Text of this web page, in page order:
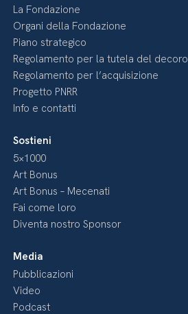
La Fondazione
Organi della Fondazione
Piano strategico
Regolamento per la tutela del decoro
Regolamento per l’acquisizione
Progetto PNRR
Info e contatti
Sostieni
5×1000
Art Bonus
Art Bonus – Mecenati
Fai come loro
Diventa nostro Sponsor
Media
Pubblicazioni
Video
Podcast